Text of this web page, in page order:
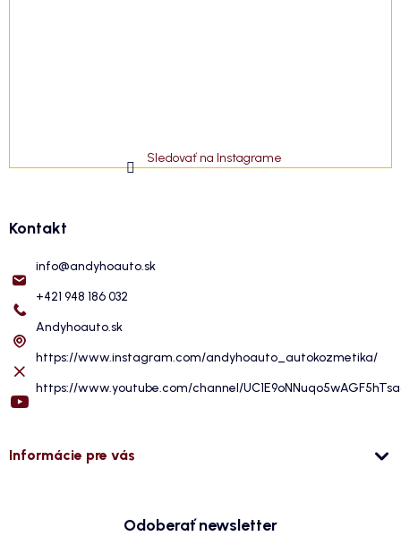
Sledovať na Instagrame
Kontakt
info@andyhoauto.sk
+421 948 186 032
Andyhoauto.sk
https://www.instagram.com/andyhoauto_autokozmetika/
https://www.youtube.com/channel/
Informácie pre vás
Odoberať newsletter